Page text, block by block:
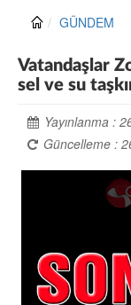
GÜNDEM
Vatandaşlar
sel ve su
Yayınlanma :
Güncelleme :